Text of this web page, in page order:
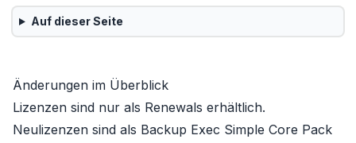
Auf dieser Seite
Änderungen im Überblick
Lizenzen sind nur als Renewals erhältlich.
Neulizenzen sind als Backup Exec Simple Core Pack